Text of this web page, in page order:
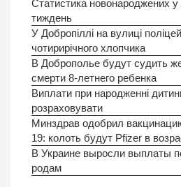
Статистика новонароджених
тиждень
У Добропіллі на вулиці
чотирирічного хлопчика
В Доброполье будут судить
смерти 8-летнего ребенка
Виплати при народженні
розраховувати
Минздрав одобрил
19: колоть будут Pfizer в
В Украине выросли выплаты
родам